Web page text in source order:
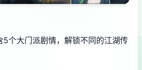
个大门派剧情，解锁不同的江湖传